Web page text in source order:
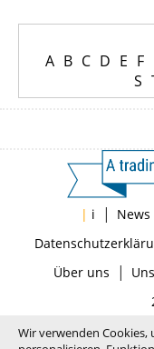
A B C D E F
S
| i | News
Über uns |
Wir verwenden Cookies,